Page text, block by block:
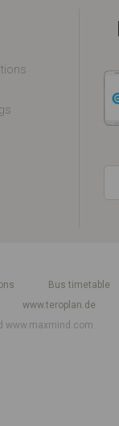
Bus timetable
www.teroplan.de
www.maxmind.com